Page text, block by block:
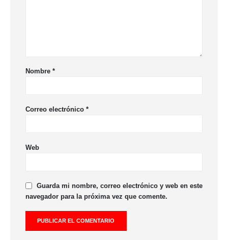
Nombre *
Correo electrónico *
Web
Guarda mi nombre, correo electrónico y web en este
navegador para la próxima vez que comente.